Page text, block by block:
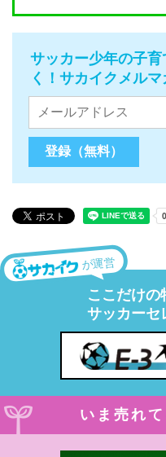
サッカー少年の子
く！サカイクメルマ
が運営
ここだけの
サッカーセ
いま売れ